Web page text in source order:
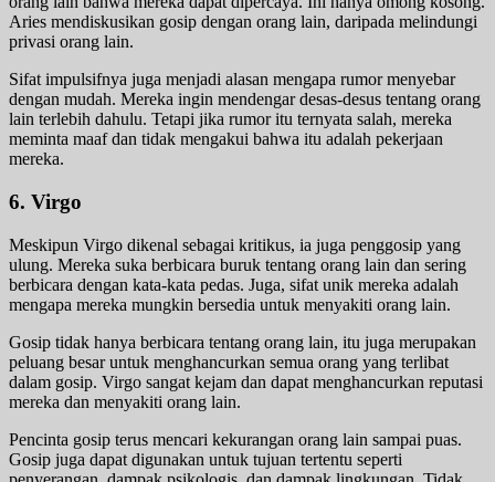
Aries mendiskusikan gosip dengan orang lain, daripada melindungi
privasi orang lain.
Sifat impulsifnya juga menjadi alasan mengapa rumor menyebar
dengan mudah. Mereka ingin mendengar desas-desus tentang orang
lain terlebih dahulu. Tetapi jika rumor itu ternyata salah, mereka
meminta maaf dan tidak mengakui bahwa itu adalah pekerjaan
mereka.
6. Virgo
Meskipun Virgo dikenal sebagai kritikus, ia juga penggosip yang
ulung. Mereka suka berbicara buruk tentang orang lain dan sering
berbicara dengan kata-kata pedas. Juga, sifat unik mereka adalah
mengapa mereka mungkin bersedia untuk menyakiti orang lain.
Gosip tidak hanya berbicara tentang orang lain, itu juga merupakan
peluang besar untuk menghancurkan semua orang yang terlibat
dalam gosip. Virgo sangat kejam dan dapat menghancurkan reputasi
mereka dan menyakiti orang lain.
Pencinta gosip terus mencari kekurangan orang lain sampai puas.
Gosip juga dapat digunakan untuk tujuan tertentu seperti